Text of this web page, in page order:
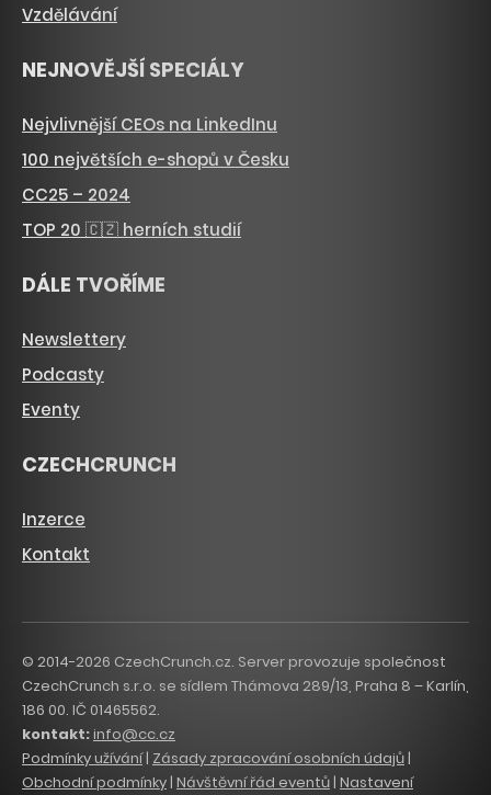
Vzdělávání
NEJNOVĚJŠÍ SPECIÁLY
Nejvlivnější CEOs na LinkedInu
100 největších e-shopů v Česku
CC25 – 2024
TOP 20 🇨🇿 herních studií
DÁLE TVOŘÍME
Newslettery
Podcasty
Eventy
CZECHCRUNCH
Inzerce
Kontakt
© 2014-2026 CzechCrunch.cz. Server provozuje společnost
CzechCrunch s.r.o. se sídlem Thámova 289/13, Praha 8 – Karlín,
186 00. IČ 01465562.
kontakt:info@cc.cz
Podmínky užívání| Zásady zpracování osobních údajů |
Obchodní podmínky | Návštěvní řád eventů | Nastavení